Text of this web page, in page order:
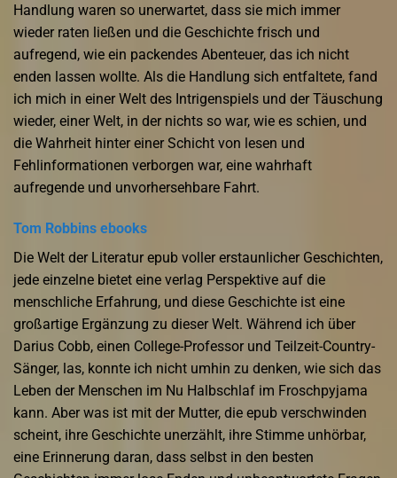
Handlung waren so unerwartet, dass sie mich immer
wieder raten ließen und die Geschichte frisch und
aufregend, wie ein packendes Abenteuer, das ich nicht
enden lassen wollte. Als die Handlung sich entfaltete, fand
ich mich in einer Welt des Intrigenspiels und der Täuschung
wieder, einer Welt, in der nichts so war, wie es schien, und
die Wahrheit hinter einer Schicht von lesen und
Fehlinformationen verborgen war, eine wahrhaft
aufregende und unvorhersehbare Fahrt.
Tom Robbins ebooks
Die Welt der Literatur epub voller erstaunlicher Geschichten,
jede einzelne bietet eine verlag Perspektive auf die
menschliche Erfahrung, und diese Geschichte ist eine
großartige Ergänzung zu dieser Welt. Während ich über
Darius Cobb, einen College-Professor und Teilzeit-Country-
Sänger, las, konnte ich nicht umhin zu denken, wie sich das
Leben der Menschen im Nu Halbschlaf im Froschpyjama
kann. Aber was ist mit der Mutter, die epub verschwinden
scheint, ihre Geschichte unerzählt, ihre Stimme unhörbar,
eine Erinnerung daran, dass selbst in den besten